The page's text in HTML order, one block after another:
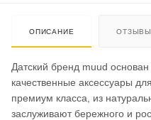
ОПИСАНИЕ ОТЗЫВЫ
Датский бренд muud
качественные аксессуары
премиум класса, из
заслуживают бережного и